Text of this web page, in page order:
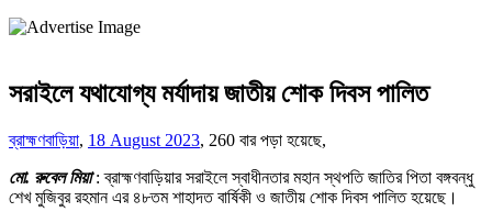
সরাইলে যথাযোগ্য মর্যাদায় জাতীয় শোক দিবস পালিত
ব্রাহ্মণবাড়িয়া, 18 August 2023, 260 বার পড়া হয়েছে,
মো. রুবেল মিয়া: ব্রাহ্মণবাড়িয়ার সরাইলে স্বাধীনতার মহান স্থপতি জাতির পিতা বঙ্গবন্ধু
শেখ মুজিবুর রহমান এর ৪৮তম শাহাদত বার্ষিকী ও জাতীয় শোক দিবস পালিত হয়েছে।